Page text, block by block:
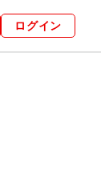
ログイン